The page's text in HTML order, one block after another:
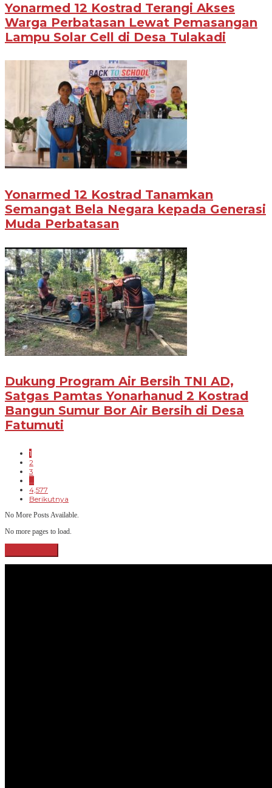
Yonarmed 12 Kostrad Terangi Akses
Warga Perbatasan Lewat Pemasangan
Lampu Solar Cell di Desa Tulakadi
Yonarmed 12 Kostrad Tanamkan
Semangat Bela Negara kepada Generasi
Muda Perbatasan
Dukung Program Air Bersih TNI AD,
Satgas Pamtas Yonarhanud 2 Kostrad
Bangun Sumur Bor Air Bersih di Desa
Fatumuti
1
2
3
4,577
Berikutnya
No More Posts Available.
No more pages to load.